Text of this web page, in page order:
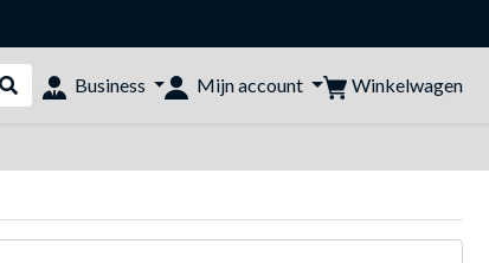
Webshop doorzoeken
Business Mijn account Winkelwagen